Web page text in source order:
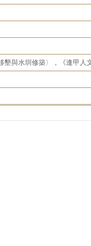
墾與水圳修築〉，《逢甲